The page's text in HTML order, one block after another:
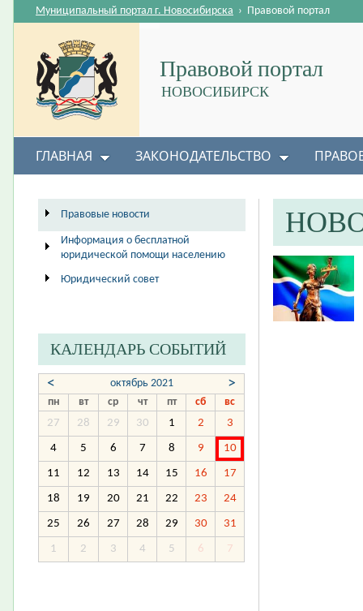
Правовой портал
НОВОСИБИРСК
Муниципальный портал г. Новосибирска › Правовой портал
ГЛАВНАЯ ЗАКОНОДАТЕЛЬСТВО
Правовые новости
Информация о бесплатной
юридической помощи населению
Юридический совет
КАЛЕНДАРЬ СОБЫТИЙ
< октябрь 2021 >
пн вт ср чт пт сб
вс
27
28 29 30 1 2 3
4 5 6 7 8 9 10
11 12 13 14 15 16 17
18 19 20 21 22 23 24
25 26 27 28 29 30 31
1 2 3 4 5 6 7